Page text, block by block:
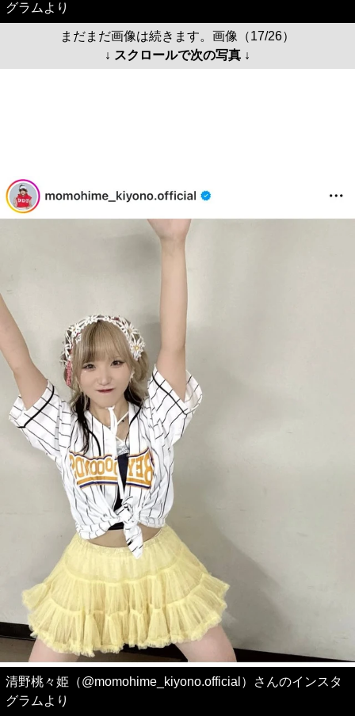
グラムより
まだまだ画像は続きます。画像（17/26）
↓ スクロールで次の写真 ↓
清野桃々姫（@momohime_kiyono.official）さんのインスタ
グラムより